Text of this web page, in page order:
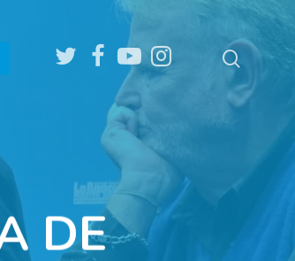
twitter facebookyoutubeinstagram search
DE